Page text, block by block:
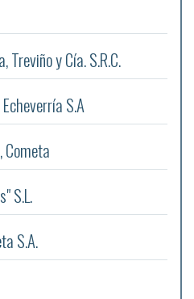
Treviño y Cía. S.R.C.
S.A
Cometa
S.L.
S.A.